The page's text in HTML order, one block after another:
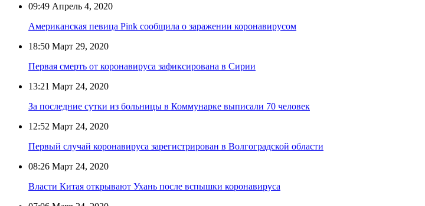
09:49 Апрель 4, 2020
Американская певица Pink сообщила о заражении коронавирусом
18:50 Март 29, 2020
Первая смерть от коронавируса зафиксирована в Сирии
13:21 Март 24, 2020
За последние сутки из больницы в Коммунарке выписали 70 человек
12:52 Март 24, 2020
Первый случай коронавируса зарегистрирован в Волгоградской области
08:26 Март 24, 2020
Власти Китая открывают Ухань после вспышки коронавируса